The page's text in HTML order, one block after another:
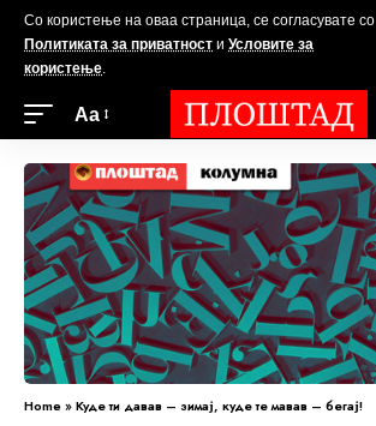
Со користење на оваа страница, се согласувате со
Политиката за приватност и Условите за
користење.
Аа
Home»Куде ти давав – зимај, куде те мавав – бегај!